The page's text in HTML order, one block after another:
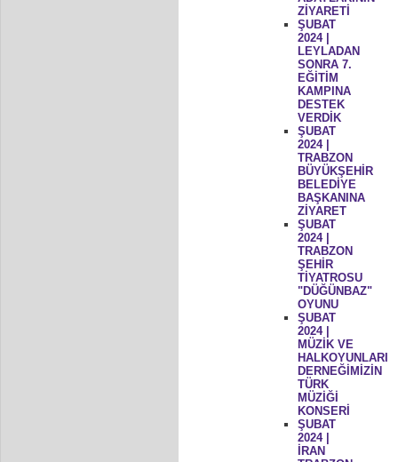
ZİYARETİ
ŞUBAT
2024 |
LEYLADAN
SONRA 7.
EĞİTİM
KAMPINA
DESTEK
VERDİK
ŞUBAT
2024 |
TRABZON
BÜYÜKŞEHİR
BELEDİYE
BAŞKANINA
ZİYARET
ŞUBAT
2024 |
TRABZON
ŞEHİR
TİYATROSU
"DÜĞÜNBAZ"
OYUNU
ŞUBAT
2024 |
MÜZİK VE
HALKOYUNLARI
DERNEĞİMİZİN
TÜRK
MÜZİĞİ
KONSERİ
ŞUBAT
2024 |
İRAN